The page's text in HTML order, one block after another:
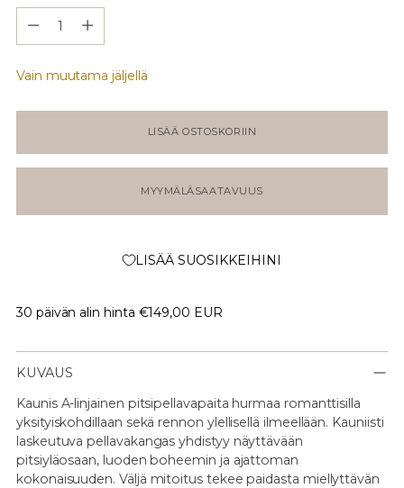
Vain muutama jäljellä
LISÄÄ OSTOSKORIIN
MYYMÄLÄSAATAVUUS
LISÄÄ SUOSIKKEIHINI
30 päivän alin hinta €149,00 EUR
KUVAUS
Kaunis A-linjainen pitsipellavapaita hurmaa romanttisilla
yksityiskohdillaan sekä rennon ylellisellä ilmeellään. Kauniisti
laskeutuva pellavakangas yhdistyy näyttävään
pitsiyläosaan, luoden boheemin ja ajattoman
kokonaisuuden. Väljä mitoitus tekee paidasta miellyttävän